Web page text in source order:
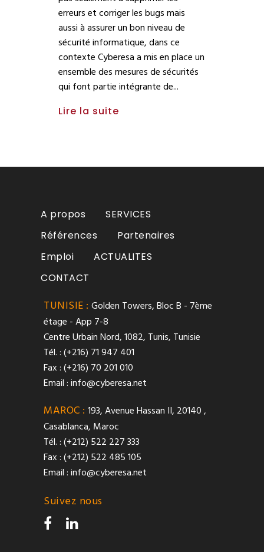
erreurs et corriger les bugs mais
aussi à assurer un bon niveau de
sécurité informatique, dans ce
contexte Cyberesa a mis en place un
ensemble des mesures de sécurités
qui font partie intégrante de
Lire la suite
A propos
SERVICES
Références
Partenaires
Emploi
ACTUALITES
CONTACT
TUNISIE : Golden Towers, Bloc B - 7ème
étage - App 7-8
Centre Urbain Nord, 1082, Tunis, Tunisie
Tél. : (+216) 71 947 401
Fax : (+216) 70 201 010
Email :info@cyberesa.net
MAROC : 193, Avenue Hassan II, 20140 ,
Casablanca, Maroc
Tél. : (+212) 522 227 333
Fax : (+212) 522 485 105
Email :info@cyberesa.net
Suivez nous